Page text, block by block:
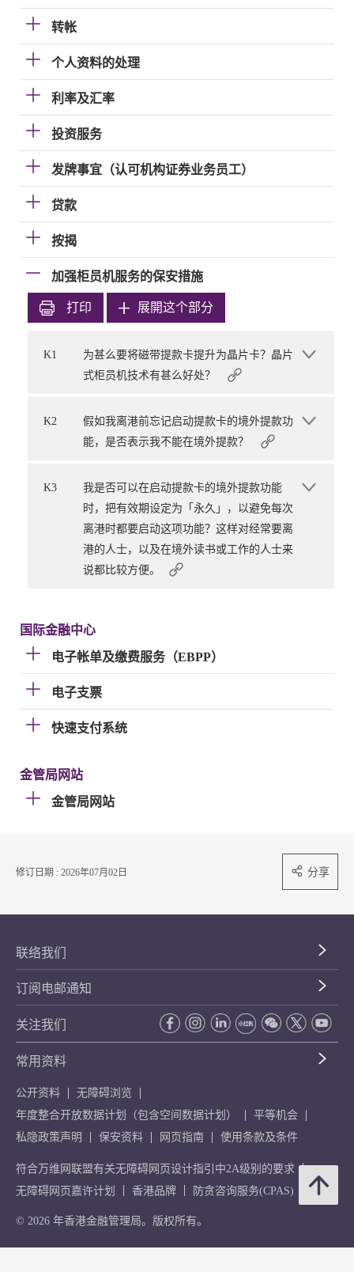
转帐
个人资料的处理
利率及汇率
投资服务
发牌事宜（认可机构证券业务员工）
贷款
按揭
加强柜员机服务的保安措施
打印 展開这个部分
K1
为甚么要将磁带提款卡提升为晶片卡？晶片
式柜员机技术有甚么好处？
K2
假如我离港前忘记启动提款卡的境外提款功
能，是否表示我不能在境外提款？
K3
我是否可以在启动提款卡的境外提款功能
时，把有效期设定为「永久」，以避免每次
离港时都要启动这项功能？这样对经常要离
港的人士，以及在境外读书或工作的人士来
说都比较方便。
国际金融中心
电子帐单及缴费服务（EBPP）
电子支票
快速支付系统
金管局网站
金管局网站
修订日期 : 2026年07月02日 分享
联络我们
订阅电邮通知
关注我们
常用资料
公开资料
无障碍浏览
年度整合开放数据计划（包含空间数据计划）
平等机会
私隐政策声明
保安资料 网页指南 使用条款及条件
符合万维网联盟有关无障碍网页设计指引中2A级别的要求
无障碍网页嘉许计划
香港品牌 防贪咨询服务(CPAS)
© 2026 年香港金融管理局。版权所有。